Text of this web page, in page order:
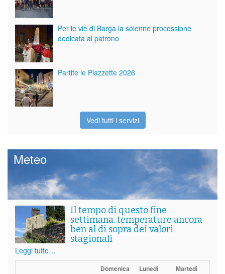
Per le vie di Barga la solenne processione
dedicata al patrono
Partite le Piazzette 2026
Vedi tutti i servizi
Meteo
Il tempo di questo fine
settimana. temperature ancora
ben al di sopra dei valori
stagionali
Leggi tutto…
Domenica Lunedì Martedì